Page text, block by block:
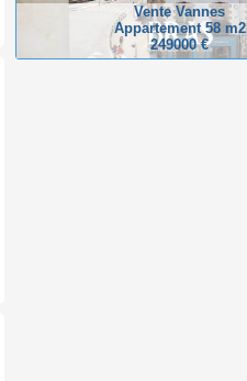
Vente Vannes
Appartement 58 m2
249000 €